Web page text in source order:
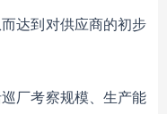
达到对供应商的初步
厂考察规模、生产能